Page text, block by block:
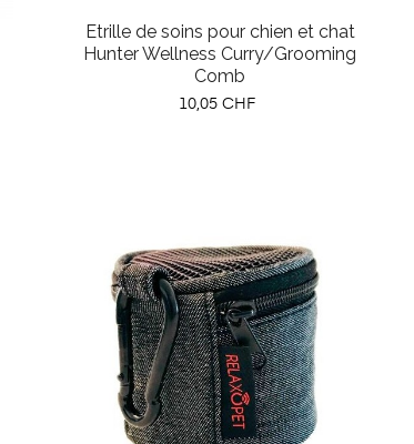
Etrille de soins pour chien et chat
Hunter Wellness Curry/Grooming
Comb
Prix
10,05 CHF